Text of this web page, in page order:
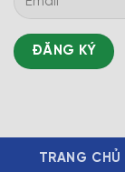
TRANG CHỦ